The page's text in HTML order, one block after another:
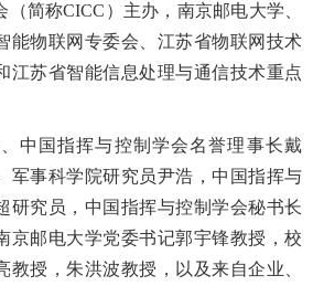
简称CICC）主办，南京邮电大学、
能物联网专委会、江苏省物联网技术
江苏省智能信息处理与通信技术重点
国指挥与控制学会名誉理事长戴
军事科学院研究员尹浩，中国指挥与
研究员，中国指挥与控制学会秘书长
京邮电大学党委书记郭宇锋教授，校
教授，朱洪波教授，以及来自企业、